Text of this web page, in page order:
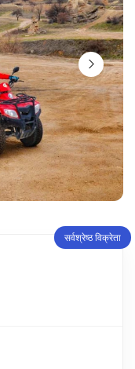
सर्वश्रेष्ठ विक्रेता